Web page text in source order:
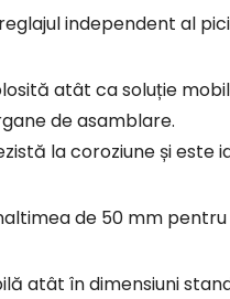
independent al
de asamblare.
la coroziune și
de 50 mm
atât în dimensiuni